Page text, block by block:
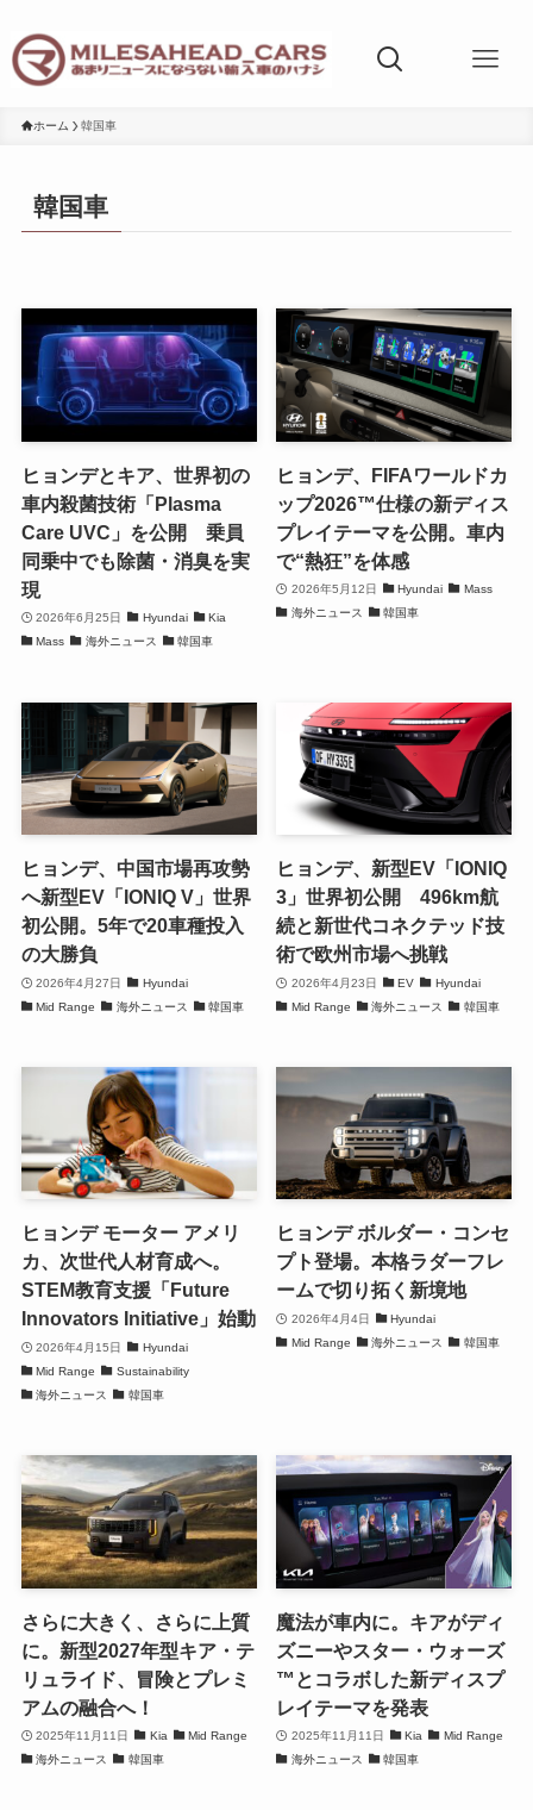
ホーム 韓国車
韓国車
ヒョンデとキア、世界初の
車内殺菌技術「Plasma
Care UVC」を公開 乗員
同乗中でも除菌・消臭を実
現
2026年6月25日 Hyundai
Kia
Mass
海外ニュース 韓国車
ヒョンデ、FIFAワールドカ
ップ2026™仕様の新ディス
プレイテーマを公開。車内
で“熱狂”を体感
2026年5月12日 Hyundai
Mass
海外ニュース
韓国車
ヒョンデ、中国市場再攻勢
へ新型EV「IONIQ V」世界
初公開。5年で20車種投入
の大勝負
2026年4月27日
Hyundai
Mid Range
海外ニュース 韓国車
ヒョンデ、新型EV「IONIQ
3」世界初公開 496km航
続と新世代コネクテッド技
術で欧州市場へ挑戦
2026年4月23日 EV
Hyundai
Mid Range
海外ニュース 韓国車
ヒョンデ モーター アメリ
カ、次世代人材育成へ。
STEM教育支援「Future
Innovators Initiative」始動
2026年4月15日
Hyundai
Mid Range
Sustainability
海外ニュース
韓国車
ヒョンデ ボルダー・コンセ
プト登場。本格ラダーフレ
ームで切り拓く新境地
2026年4月4日
Hyundai
Mid Range
海外ニュース 韓国車
さらに大きく、さらに上質
に。新型2027年型キア・テ
リュライド、冒険とプレミ
アムの融合へ！
2025年11月11日 Kia
Mid Range
海外ニュース
韓国車
魔法が車内に。キアがディ
ズニーやスター・ウォーズ
™とコラボした新ディスプ
レイテーマを発表
2025年11月11日 Kia
Mid Range
海外ニュース
韓国車